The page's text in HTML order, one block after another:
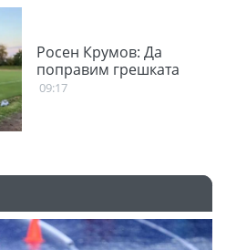
Росен Крумов: Да
поправим грешката
09:17